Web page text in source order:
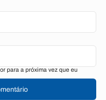
para a próxima vez que eu